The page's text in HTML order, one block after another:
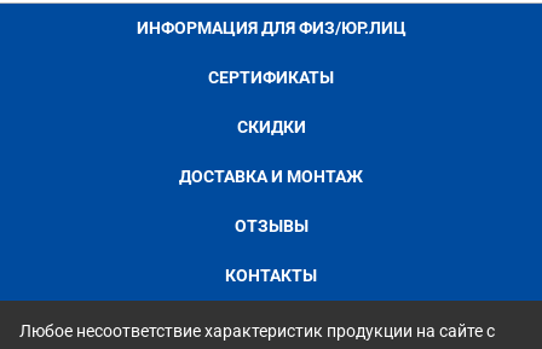
ИНФОРМАЦИЯ ДЛЯ ФИЗ/ЮР.ЛИЦ
СЕРТИФИКАТЫ
СКИДКИ
ДОСТАВКА И МОНТАЖ
ОТЗЫВЫ
КОНТАКТЫ
Любое несоответствие характеристик продукции на сайте с